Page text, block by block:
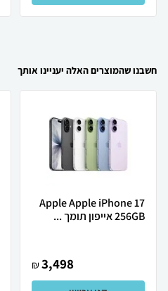
חשבנו שהמוצרים האלה יעניינו אותך
Apple Apple iPhone 17
256GB אייפון תומך ...
3,498
₪